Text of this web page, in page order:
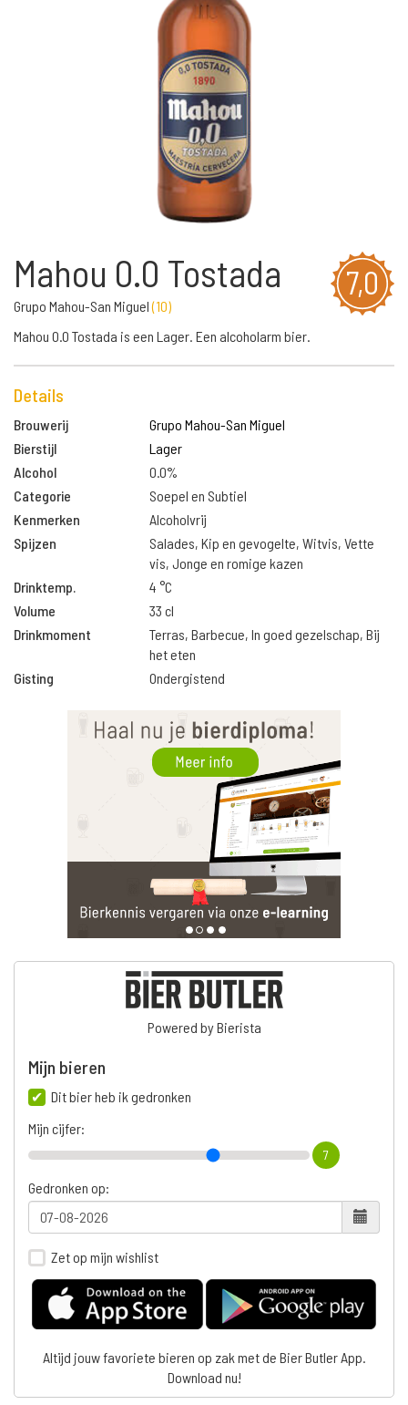
7,0
Mahou 0.0 Tostada
Grupo Mahou-San Miguel(10)
Mahou 0.0 Tostada is een Lager. Een alcoholarm bier.
Details
Brouwerij
Grupo Mahou-San Miguel
Bierstijl
Lager
Alcohol
0.0%
Categorie
Soepel en Subtiel
Kenmerken
Alcoholvrij
Spijzen
Salades, Kip en gevogelte, Witvis, Vette
vis, Jonge en romige kazen
Drinktemp.
4 °C
Volume
33 cl
Drinkmoment
Terras, Barbecue, In goed gezelschap, Bij
het eten
Gisting
Ondergistend
Powered by Bierista
Mijn bieren
Dit bier heb ik gedronken
Mijn cijfer:
7
Gedronken op:
Zet op mijn wishlist
Altijd jouw favoriete bieren op zak met de Bier Butler App.
Download nu!